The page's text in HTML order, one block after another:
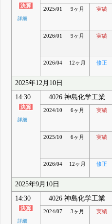
詳細
2025/01 9ヶ月 実績
2026/01 9ヶ月 実績
2026/04 12ヶ月 修正
2025年12月10日
14:30
詳細
4026 神島化学工業
2024/10 6ヶ月 実績
2025/10 6ヶ月 実績
2026/04 12ヶ月 修正
2025年9月10日
14:30
詳細
4026 神島化学工業
2024/07 3ヶ月 実績